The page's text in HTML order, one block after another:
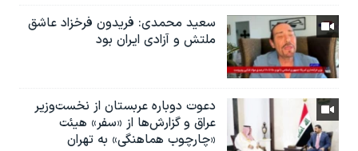
سعید محمدی: فریدون فرخزاد عاشق
ملتش و آزادی ایران بود
دعوت دوباره عربستان از نخست‌وزیر
عراق و گزارش‌ها از «سفر» هیئت
«چارچوب هماهنگی» به تهران